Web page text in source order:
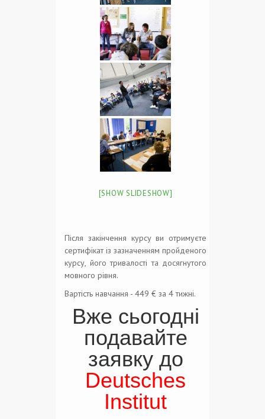
[SHOW SLIDESHOW]
Після закінчення курсу ви отримуєте
сертифікат із зазначенням пройденого
курсу, його тривалості та досягнутого
мовного рівня.
Вартість навчання - 449 € за 4 тижні.
Вже сьогодні
подавайте
заявку до
Deutsches
Institut